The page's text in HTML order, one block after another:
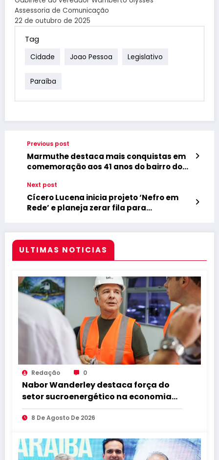
Assessoria de Comunicação
22 de outubro de 2025
Tag
Cidade Joao Pessoa Legislativo
Paraíba
Previous post
Marmuthe destaca mais conquistas em
comemoração aos 41 anos do bairro do
Next post
Cícero Lucena inicia projeto ‘Nefro em
Rede’ e planeja zerar fila para
ULTIMAS NOTICIAS
Redação 0
Nabor Wanderley destaca força do
setor sucroenergético na economia
da Paraíba durante visita à Destilaria
Tabu
8 De Agosto De 2026